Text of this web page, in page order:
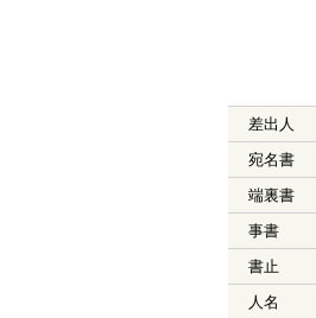
差出人
宛名書
端裏書
事書
書止
人名